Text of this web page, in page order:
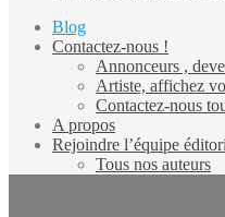
Blog
Contactez-nous !
Annonceurs ,
Artiste, affichez
Contactez-nous
A propos
Rejoindre l’équipe
Tous nos auteurs